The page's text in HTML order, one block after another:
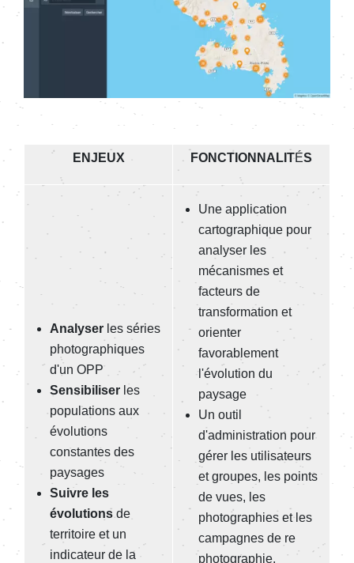
ENJEUX FONCTIONNALITÉS
Analyser les séries
photographiques
d'un OPP
Sensibiliser les
populations aux
évolutions
constantes des
paysages
Suivre les
évolutions de
territoire et un
indicateur de la
Une application
cartographique pour
analyser les
mécanismes et
facteurs de
transformation et
orienter
favorablement
l'évolution du
paysage
Un outil
d'administration pour
gérer les utilisateurs
et groupes, les points
de vues, les
photographies et les
campagnes de re
photographie.